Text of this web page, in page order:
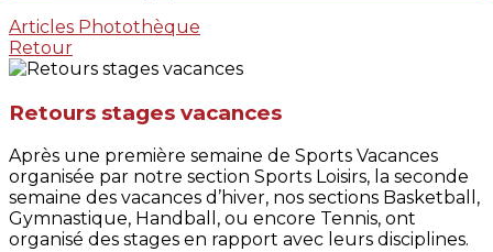
Articles Photothèque
Retour
Retours stages vacances
Après une première semaine de Sports Vacances
organisée par notre section Sports Loisirs, la seconde
semaine des vacances d’hiver, nos sections Basketball,
Gymnastique, Handball, ou encore Tennis, ont
organisé des stages en rapport avec leurs disciplines.